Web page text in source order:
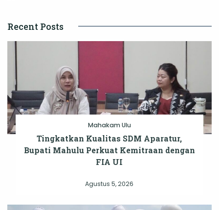
Recent Posts
Mahakam Ulu
Tingkatkan Kualitas SDM Aparatur,
Bupati Mahulu Perkuat Kemitraan dengan
FIA UI
Agustus 5, 2026